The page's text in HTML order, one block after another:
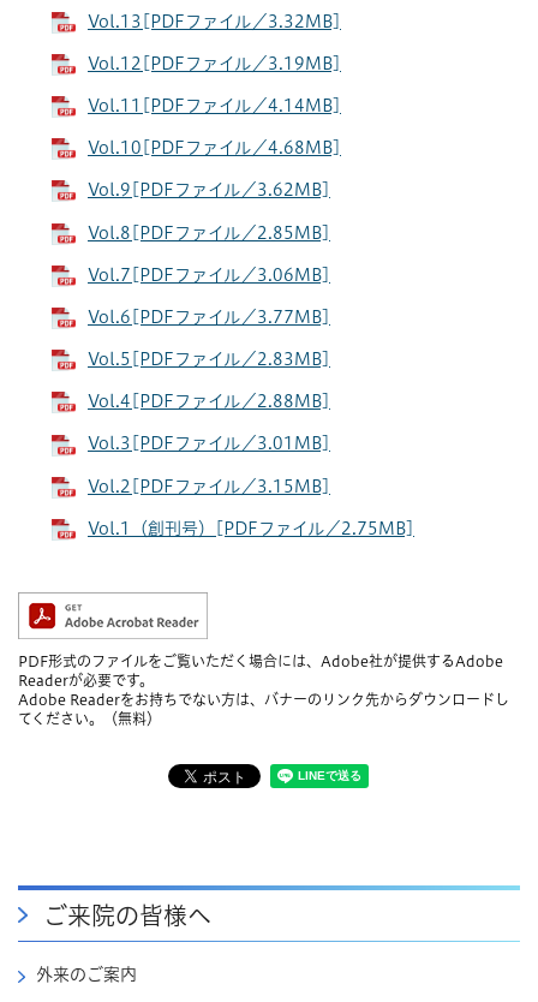
Vol.13[PDFファイル／3.32MB]
Vol.12[PDFファイル／3.19MB]
Vol.11[PDFファイル／4.14MB]
Vol.10[PDFファイル／4.68MB]
Vol.9[PDFファイル／3.62MB]
Vol.8[PDFファイル／2.85MB]
Vol.7[PDFファイル／3.06MB]
Vol.6[PDFファイル／3.77MB]
Vol.5[PDFファイル／2.83MB]
Vol.4[PDFファイル／2.88MB]
Vol.3[PDFファイル／3.01MB]
Vol.2[PDFファイル／3.15MB]
Vol.1（創刊号）[PDFファイル／2.75MB]
PDF形式のファイルをご覧いただく場合には、Adobe社が提供するAdobe
Readerが必要です。
Adobe Readerをお持ちでない方は、バナーのリンク先からダウンロードし
てください。（無料）
ご来院の皆様へ
外来のご案内